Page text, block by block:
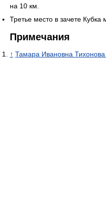
на 10 км.
Третье место в зачете Кубка
Примечания
↑ Тамара Ивановна